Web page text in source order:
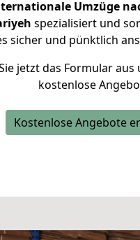
Umzüge
spezialisiert und
sicher und pünktlich
jetzt das Formular
kostenlose
Kostenlose Angebote